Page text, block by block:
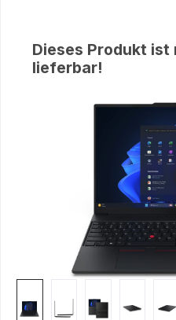
Dieses Produkt ist
lieferbar!
Bildergalerie überspringen